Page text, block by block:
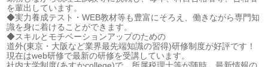
を輩出しています。
◆実力養成テスト・WEB教材等も豊富にそろえ、働きながら専門知
識を身に着けることができます。
◆スキルとモチベーションアップのための
道外(東京・大阪など業界最先端知識の習得)研修制度が好評です！
現在はweb研修で最新の研修を受講しています。